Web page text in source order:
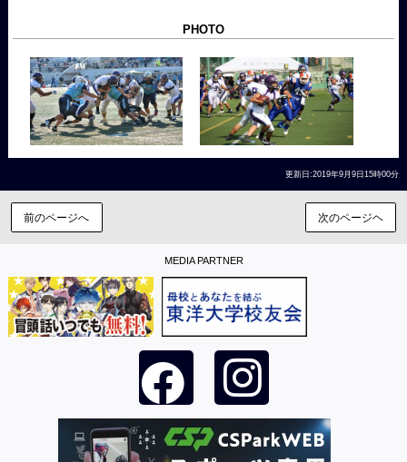
PHOTO
更新日:2019年9月9日15時00分
前のページへ 次のページヘ
MEDIA PARTNER